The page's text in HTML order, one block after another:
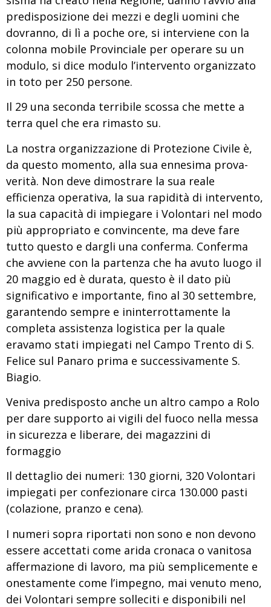
predisposizione dei mezzi e degli uomini che
dovranno, di lì a poche ore, si interviene con la
colonna mobile Provinciale per operare su un
modulo, si dice modulo l’intervento organizzato
in toto per 250 persone.
Il 29 una seconda terribile scossa che mette a
terra quel che era rimasto su.
La nostra organizzazione di Protezione Civile è,
da questo momento, alla sua ennesima prova-
verità. Non deve dimostrare la sua reale
efficienza operativa, la sua rapidità di intervento,
la sua capacità di impiegare i Volontari nel modo
più appropriato e convincente, ma deve fare
tutto questo e dargli una conferma. Conferma
che avviene con la partenza che ha avuto luogo il
20 maggio ed è durata, questo è il dato più
significativo e importante, fino al 30 settembre,
garantendo sempre e ininterrottamente la
completa assistenza logistica per la quale
eravamo stati impiegati nel Campo Trento di S.
Felice sul Panaro prima e successivamente S.
Biagio.
Veniva predisposto anche un altro campo a Rolo
per dare supporto ai vigili del fuoco nella messa
in sicurezza e liberare, dei magazzini di
formaggio
Il dettaglio dei numeri: 130 giorni, 320 Volontari
impiegati per confezionare circa 130.000 pasti
(colazione, pranzo e cena).
I numeri sopra riportati non sono e non devono
essere accettati come arida cronaca o vanitosa
affermazione di lavoro, ma più semplicemente e
onestamente come l’impegno, mai venuto meno,
dei Volontari sempre solleciti e disponibili nel